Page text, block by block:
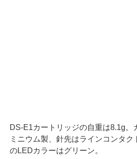
DS-E1カートリッジの自重は8.1g。
ミニウム製、針先はラインコンタク
のLEDカラーはグリーン。